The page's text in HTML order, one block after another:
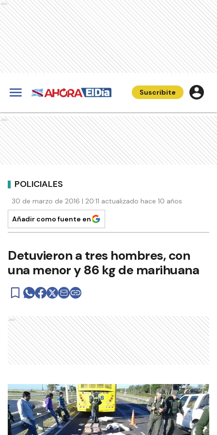
Ads
Suscribite
Ads
POLICIALES
30 de marzo de 2016 | 20:11 actualizado hace 10 años
Añadir como fuente en
Detuvieron a tres hombres, con
una menor y 86 kg de marihuana
Ads